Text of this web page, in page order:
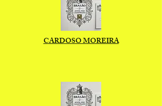
CARDOSO MOREIRA